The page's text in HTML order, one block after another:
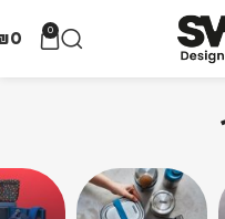
0
0